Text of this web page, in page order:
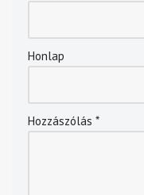
Honlap
Hozzászólás *